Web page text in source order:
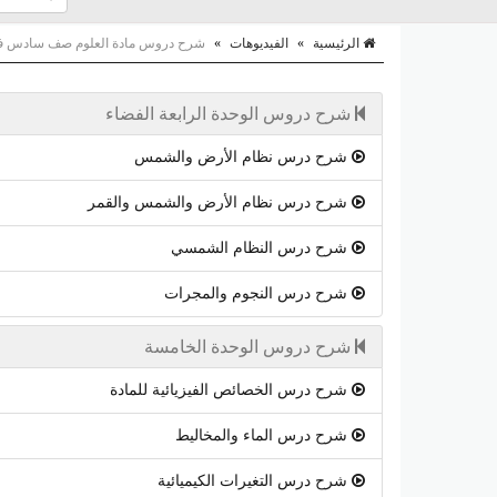
الرئيسية » الفيديوهات » شرح دروس مادة العلوم صف سادس
شرح دروس الوحدة الرابعة الفضاء
شرح درس نظام الأرض والشمس
شرح درس نظام الأرض والشمس والقمر
شرح درس النظام الشمسي
شرح درس النجوم والمجرات
شرح دروس الوحدة الخامسة
شرح درس الخصائص الفيزيائية للمادة
شرح درس الماء والمخاليط
شرح درس التغيرات الكيميائية